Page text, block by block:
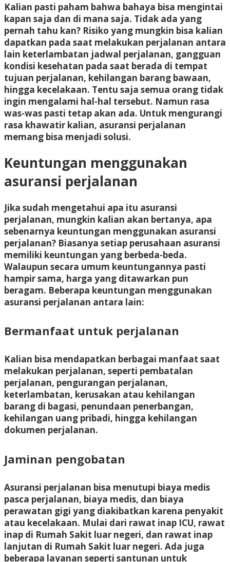
Kalian pasti paham bahwa bahaya bisa mengintai
kapan saja dan di mana saja. Tidak ada yang
pernah tahu kan? Risiko yang mungkin bisa kalian
dapatkan pada saat melakukan perjalanan antara
lain keterlambatan jadwal perjalanan, gangguan
kondisi kesehatan pada saat berada di tempat
tujuan perjalanan, kehilangan barang bawaan,
hingga kecelakaan. Tentu saja semua orang tidak
ingin mengalami hal-hal tersebut. Namun rasa
was-was pasti tetap akan ada. Untuk mengurangi
rasa khawatir kalian, asuransi perjalanan
memang bisa menjadi solusi.
Keuntungan menggunakan
asuransi perjalanan
Jika sudah mengetahui apa itu asuransi
perjalanan, mungkin kalian akan bertanya, apa
sebenarnya keuntungan menggunakan asuransi
perjalanan? Biasanya setiap perusahaan asuransi
memiliki keuntungan yang berbeda-beda.
Walaupun secara umum keuntungannya pasti
hampir sama, harga yang ditawarkan pun
beragam. Beberapa keuntungan menggunakan
asuransi perjalanan antara lain:
Bermanfaat untuk perjalanan
Kalian bisa mendapatkan berbagai manfaat saat
melakukan perjalanan, seperti pembatalan
perjalanan, pengurangan perjalanan,
keterlambatan, kerusakan atau kehilangan
barang di bagasi, penundaan penerbangan,
kehilangan uang pribadi, hingga kehilangan
dokumen perjalanan.
Jaminan pengobatan
Asuransi perjalanan bisa menutupi biaya medis
pasca perjalanan, biaya medis, dan biaya
perawatan gigi yang diakibatkan karena penyakit
atau kecelakaan. Mulai dari rawat inap ICU, rawat
inap di Rumah Sakit luar negeri, dan rawat inap
lanjutan di Rumah Sakit luar negeri. Ada juga
beberapa layanan seperti santunan untuk